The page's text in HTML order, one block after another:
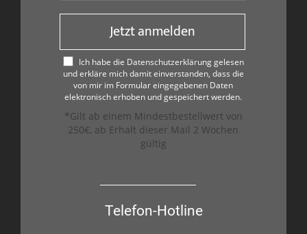
Jetzt anmelden
Ich habe die Datenschutzerklärung gelesen
und erkläre mich damit einverstanden, dass die
von mir im Formular eingegebenen Daten
elektronisch erhoben und gespeichert werden.
*Gilt ab einem Mindestbestellwert von
250€, ab Erhalt dieser Mail 2 Wochen
gültig
Telefon-Hotline